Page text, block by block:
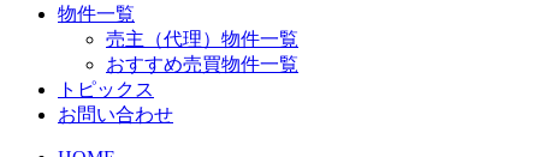
物件一覧
売主（代理）物件一覧
おすすめ売買物件一覧
トピックス
お問い合わせ